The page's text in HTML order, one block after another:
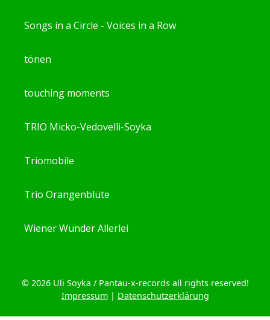
Songs in a Circle - Voices in a Row
tönen
touching moments
TRIO Micko-Vedovelli-Soyka
Triomobile
Trio Orangenblüte
Wiener Wunder Allerlei
© 2026 Uli Soyka / Pantau-x-records all rights reserved!
Impressum| Datenschutzerklärung